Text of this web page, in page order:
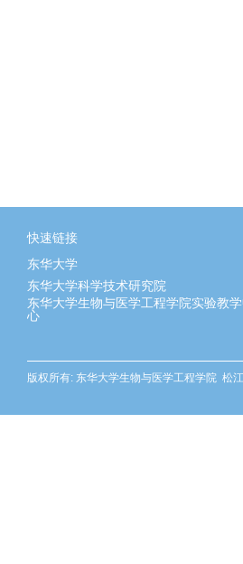
快速链接
东华大学
东华大学科学技术研究院
东华大学生物与医学工程学院实验教学
心
版权所有: 东华大学生物与医学工程学院 松